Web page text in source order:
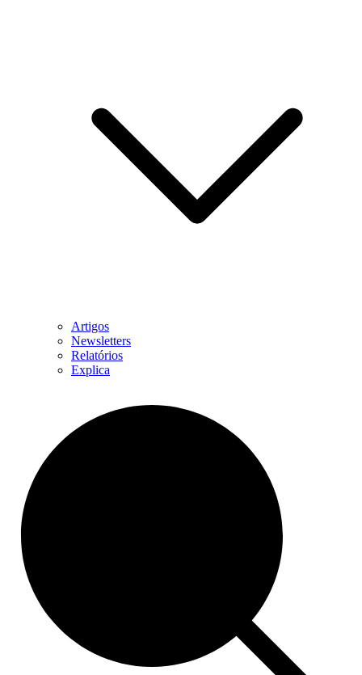
Artigos
Newsletters
Relatórios
Explica